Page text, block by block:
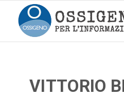
VITTORIO